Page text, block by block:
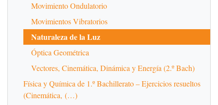
Movimiento Ondulatorio
Movimientos Vibratorios
Naturaleza de la Luz
Óptica Geométrica
Vectores, Cinemática, Dinámica y Energía (2.º Bach)
Física y Química de 1.º Bachillerato – Ejercicios resueltos
(Cinemática, (…)